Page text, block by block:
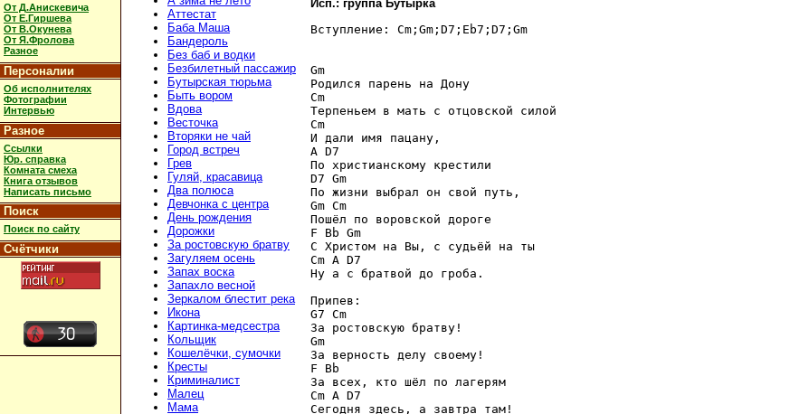
От Д.Анискевича
От Е.Гиршева
От В.Окунева
От Я.Фролова
Разное
Персоналии
Об исполнителях
Фотографии
Интервью
Разное
Ссылки
Юр. справка
Комната смеха
Книга отзывов
Написать письмо
Поиск
Поиск по сайту
Счётчики
Аттестат
Баба Маша
Бандероль
Без баб и водки
Безбилетный пассажир
Бутырская тюрьма
Быть вором
Вдова
Весточка
Вторяки не чай
Город встреч
Грев
Гуляй, красавица
Два полюса
Девчонка с центра
День рождения
Дорожки
За ростовскую братву
Загуляем осень
Запах воска
Запахло весной
Зеркалом блестит река
Икона
Картинка-медсестра
Кольщик
Кошелёчки, сумочки
Кресты
Криминалист
Малец
Мама
Исп.: группа Бутырка
Вступление: Cm;Gm;D7;Eb7;D7;Gm
Gm
Родился парень на Дону
Cm
Терпеньем в мать с отцовской силой
Cm
И дали имя пацану,
A D7
По христианскому крестили
D7 Gm
По жизни выбрал он свой путь,
Gm Cm
Пошёл по воровской дороге
F Bb Gm
С Христом на Вы, с судьёй на ты
Cm A D7
Ну а с братвой до гроба.
Припев:
G7 Cm
За ростовскую братву!
Gm
За верность делу своему!
F Bb
За всех, кто шёл по лагерям
Cm A D7
Сегодня здесь, а завтра там!